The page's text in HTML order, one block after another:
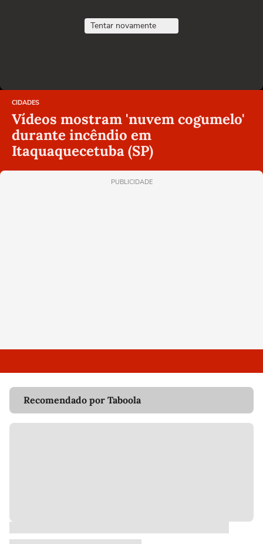
Tentar novamente
CIDADES
Vídeos mostram 'nuvem cogumelo'
durante incêndio em
Itaquaquecetuba (SP)
PUBLICIDADE
Recomendado por Taboola